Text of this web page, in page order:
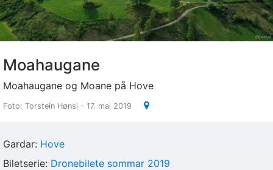
Moahaugane
Moahaugane og Moane på Hove
Foto: Torstein Hønsi - 17. mai 2019
Gardar: Hove
Biletserie: Dronebilete sommar 2019